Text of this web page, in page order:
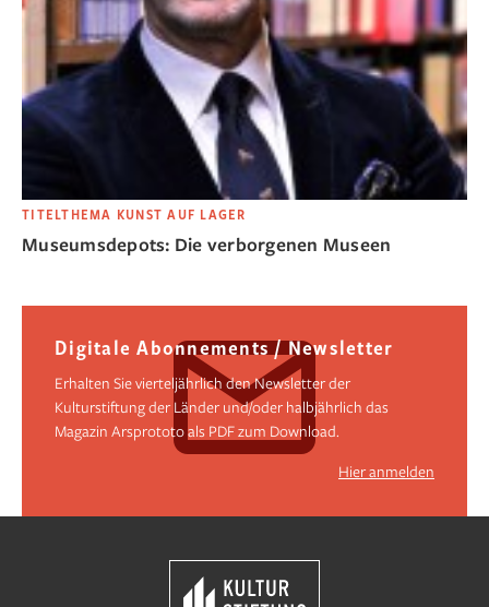
TITELTHEMA KUNST AUF LAGER
Museumsdepots: Die verborgenen Museen
Digitale Abonnements / Newsletter
Erhalten Sie vierteljährlich den Newsletter der
Kulturstiftung der Länder und/oder halbjährlich das
Magazin Arsprototo als PDF zum Download.
Hier anmelden